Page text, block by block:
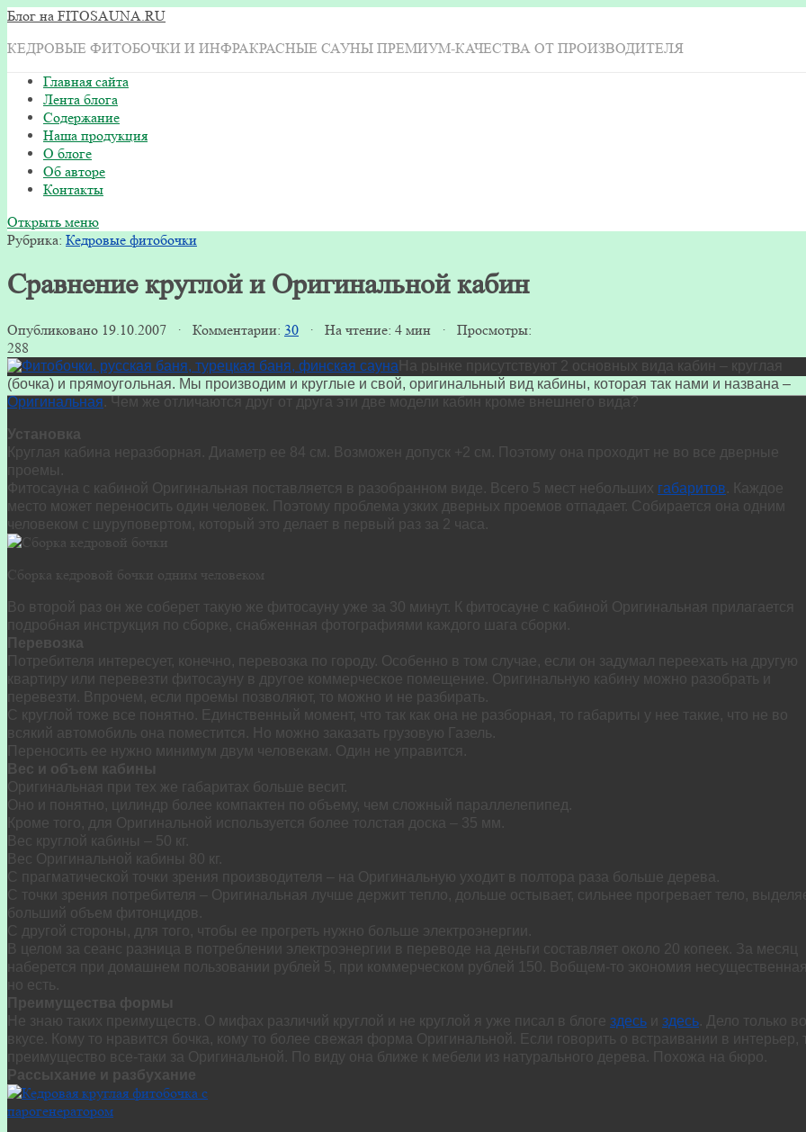
Блог на FITOSAUNA.RU
КЕДРОВЫЕ ФИТОБОЧКИ И ИНФРАКРАСНЫЕ САУНЫ ПРЕМИУМ-КАЧЕСТВА ОТ ПРОИЗВОДИТЕЛЯ
Главная сайта
Лента блога
Содержание
Наша продукция
О блоге
Об авторе
Контакты
Открыть меню
Рубрика: Кедровые фитобочки
Сравнение круглой и Оригинальной кабин
Опубликовано 19.10.2007 · Комментарии: 30 · На чтение: 4 мин · Просмотры:
288
На рынке присутствуют 2 основных вида кабин – круглая
(бочка) и прямоугольная. Мы производим и круглые и свой, оригинальный вид кабины, которая так нами и названа –
Оригинальная. Чем же отличаются друг от друга эти две модели кабин кроме внешнего вида?
Установка
Круглая кабина неразборная. Диаметр ее 84 см. Возможен допуск +2 см. Поэтому она проходит не во все дверные
проемы.
Фитосауна с кабиной Оригинальная поставляется в разобранном виде. Всего 5 мест небольших габаритов. Каждое
место может переносить один человек. Поэтому проблема узких дверных проемов отпадает. Собирается она одним
человеком с шуруповертом, который это делает в первый раз за 2 часа.
Сборка кедровой бочки одним человеком
Во второй раз он же соберет такую же фитосауну уже за 30 минут. К фитосауне с кабиной Оригинальная прилагается
подробная инструкция по сборке, снабженная фотографиями каждого шага сборки.
Перевозка
Потребителя интересует, конечно, перевозка по городу. Особенно в том случае, если он задумал переехать на другую
квартиру или перевезти фитосауну в другое коммерческое помещение. Оригинальную кабину можно разобрать и
перевезти. Впрочем, если проемы позволяют, то можно и не разбирать.
С круглой тоже все понятно. Единственный момент, что так как она не разборная, то габариты у нее такие, что не во
всякий автомобиль она поместится. Но можно заказать грузовую Газель.
Переносить ее нужно минимум двум человекам. Один не управится.
Вес и объем кабины
Оригинальная при тех же габаритах больше весит.
Оно и понятно, цилиндр более компактен по объему, чем сложный параллелепипед.
Кроме того, для Оригинальной используется более толстая доска – 35 мм.
Вес круглой кабины – 50 кг.
Вес Оригинальной кабины 80 кг.
С прагматической точки зрения производителя – на Оригинальную уходит в полтора раза больше дерева.
С точки зрения потребителя – Оригинальная лучше держит тепло, дольше остывает, сильнее прогревает тело,
больший объем фитонцидов.
С другой стороны, для того, чтобы ее прогреть нужно больше электроэнергии.
В целом за сеанс разница в потреблении электроэнергии в переводе на деньги составляет около 20 копеек. За месяц
наберется при домашнем пользовании рублей 5, при коммерческом рублей 150. Вобщем-то экономия
но есть.
Преимущества формы
Не знаю таких преимуществ. О мифах различий круглой и не круглой я уже писал в блоге здесь и здесь. Дело только во
вкусе. Кому то нравится бочка, кому то более свежая форма Оригинальной. Если говорить о встраивании в интерьер,
преимущество все-таки за Оригинальной. По виду она ближе к мебели из натурального дерева. Похожа на бюро.
Рассыхание и разбухание